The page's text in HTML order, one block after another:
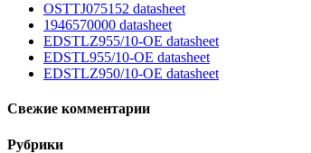
OSTTJ075152 datasheet
1946570000 datasheet
EDSTLZ955/10-OE datasheet
EDSTL955/10-OE datasheet
EDSTLZ950/10-OE datasheet
Свежие комментарии
Рубрики